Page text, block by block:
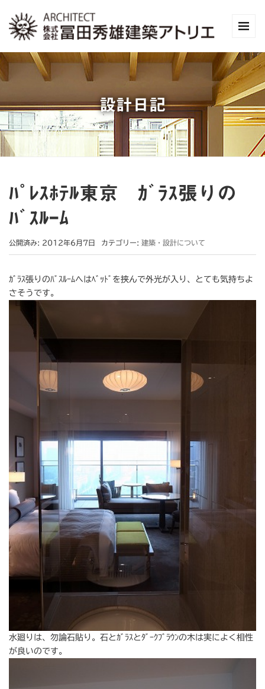
設計日記
ﾊﾟﾚｽﾎﾃﾙ東京 ｶﾞﾗｽ張りの
ﾊﾞｽﾙｰﾑ
公開済み: 2012年6月7日 カテゴリー: 建築・設計について
ｶﾞﾗｽ張りのﾊﾞｽﾙｰﾑへはﾍﾞｯﾄﾞを挟んで外光が入り、とても気持ちよ
さそうです。
水廻りは、勿論石貼り。石とｶﾞﾗｽとﾀﾞｰｸﾌﾞﾗｳﾝの木は実によく相性
が良いのです。